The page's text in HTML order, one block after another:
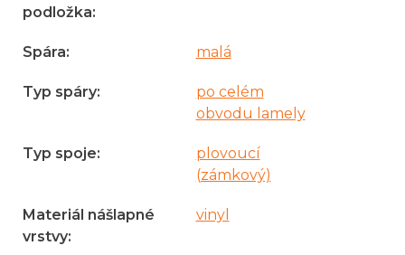
podložka:
Spára: malá
Typ spáry:
po celém
obvodu lamely
Typ spoje:
plovoucí
(zámkový)
Materiál nášlapné
vrstvy:
vinyl